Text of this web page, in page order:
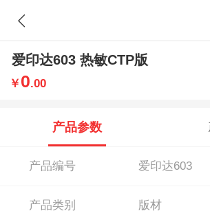
￥ 0.00
爱印达603 热敏CTP版
产品参数
产品编号 爱印达603
产品类别 版材